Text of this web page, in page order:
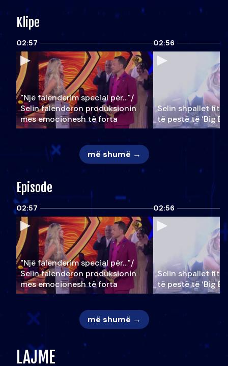
Klipe
02:57
"Një falenderim special për…"/
Selin falënderon produksionin
mes emocionesh të forta
02:56
Selin shpallet
të pestë të ‘Big
më shumë →
Episode
02:57
"Një falenderim special për…"/
Selin falënderon produksionin
mes emocionesh të forta
02:56
Selin shpallet
të pestë të ‘Big
më shumë →
LAJME